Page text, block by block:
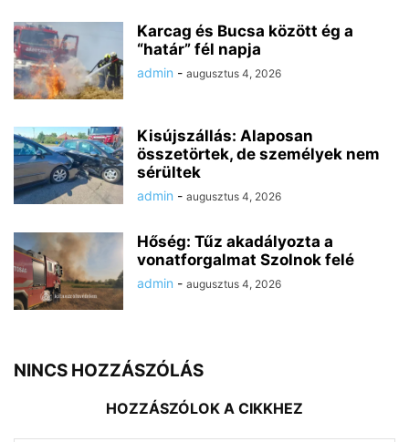
Karcag és Bucsa között ég a
“határ” fél napja
admin - augusztus 4, 2026
Kisújszállás: Alaposan
összetörtek, de személyek nem
sérültek
admin - augusztus 4, 2026
Hőség: Tűz akadályozta a
vonatforgalmat Szolnok felé
admin - augusztus 4, 2026
NINCS HOZZÁSZÓLÁS
HOZZÁSZÓLOK A CIKKHEZ